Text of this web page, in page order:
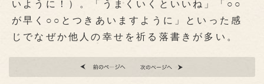
いように！）。「うまくいくといいね」「○○
が早く○○とつきあいますように」といった感
じでなぜか他人の幸せを祈る落書きが多い。